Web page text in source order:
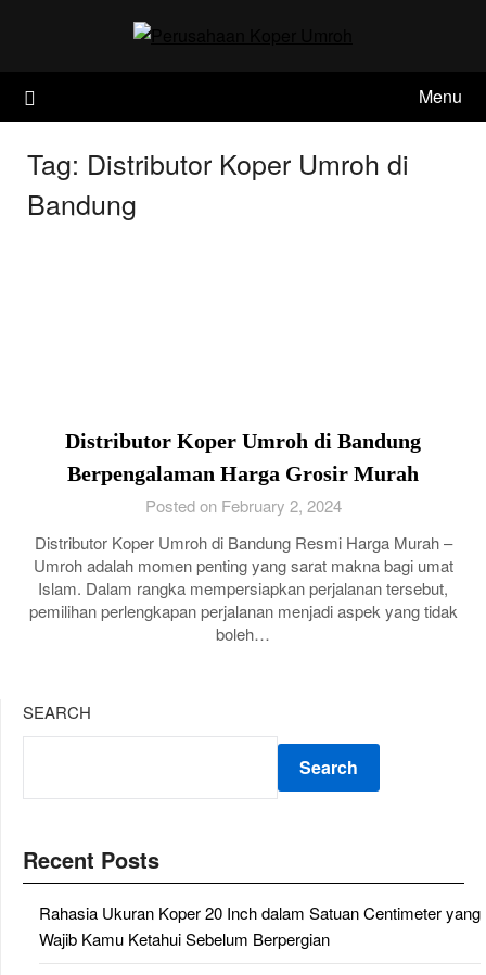
Menu
Tag: Distributor Koper Umroh di
Bandung
Distributor Koper Umroh di Bandung
Berpengalaman Harga Grosir Murah
Posted on February 2, 2024
Distributor Koper Umroh di Bandung Resmi Harga Murah –
Umroh adalah momen penting yang sarat makna bagi umat
Islam. Dalam rangka mempersiapkan perjalanan tersebut,
pemilihan perlengkapan perjalanan menjadi aspek yang tidak
boleh…
SEARCH
Search
Recent Posts
Rahasia Ukuran Koper 20 Inch dalam Satuan Centimeter yang
Wajib Kamu Ketahui Sebelum Berpergian